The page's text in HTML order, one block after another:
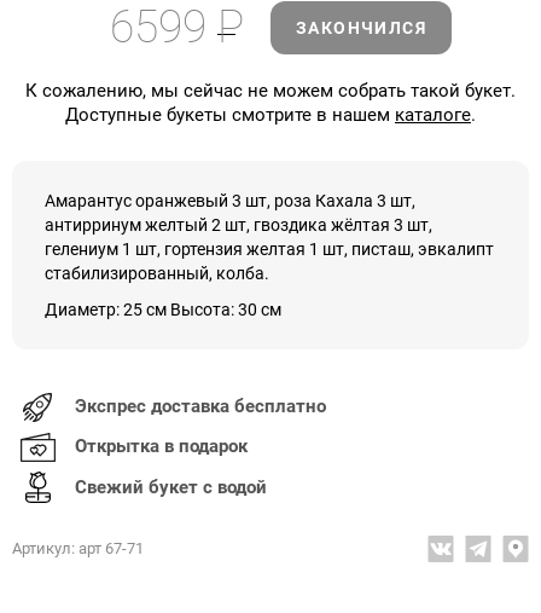
6599Р ЗАКОНЧИЛСЯ
К сожалению, мы сейчас не можем собрать такой букет.
Доступные букеты смотрите в нашем каталоге.
Амарантус оранжевый 3 шт, роза Кахала 3 шт,
антирринум желтый 2 шт, гвоздика жёлтая 3 шт,
гелениум 1 шт, гортензия желтая 1 шт, писташ, эвкалипт
стабилизированный, колба.
Диаметр: 25 см Высота: 30 см
Экспрес доставка бесплатно
Открытка в подарок
Свежий букет с водой
Артикул: арт 67-71